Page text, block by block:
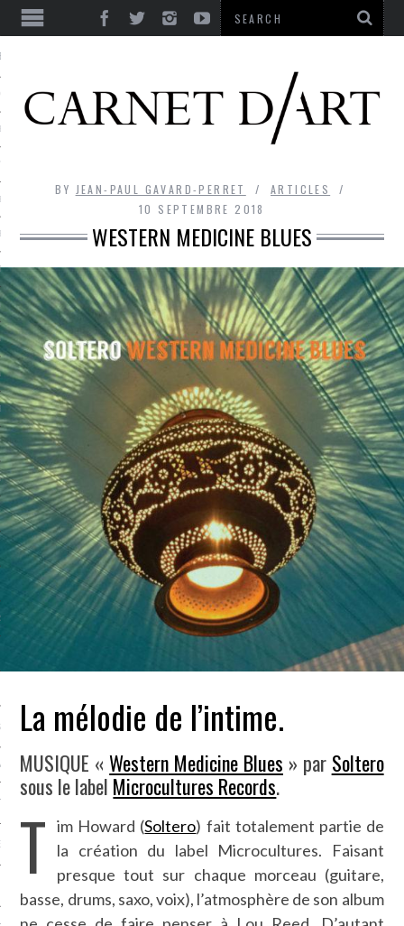
ULTIME
RIRE
DIALOGUE
HASARD
LIBERTÉ
BEAUTÉ
FOLIE
BONHEUR
GUERRE
EN VOD
BY JEAN-PAUL GAVARD-PERRET
ARTICLES
10 SEPTEMBRE 2018
WESTERN MEDICINE BLUES
La mélodie de l’intime.
MUSIQUE «Western Medicine Blues » par Soltero
sous le label Microcultures Records.
T im Howard (Soltero) fait totalement partie de
la création du label Microcultures. Faisant
presque tout sur chaque morceau (guitare,
basse, drums, saxo, voix), l’atmosphère de son album